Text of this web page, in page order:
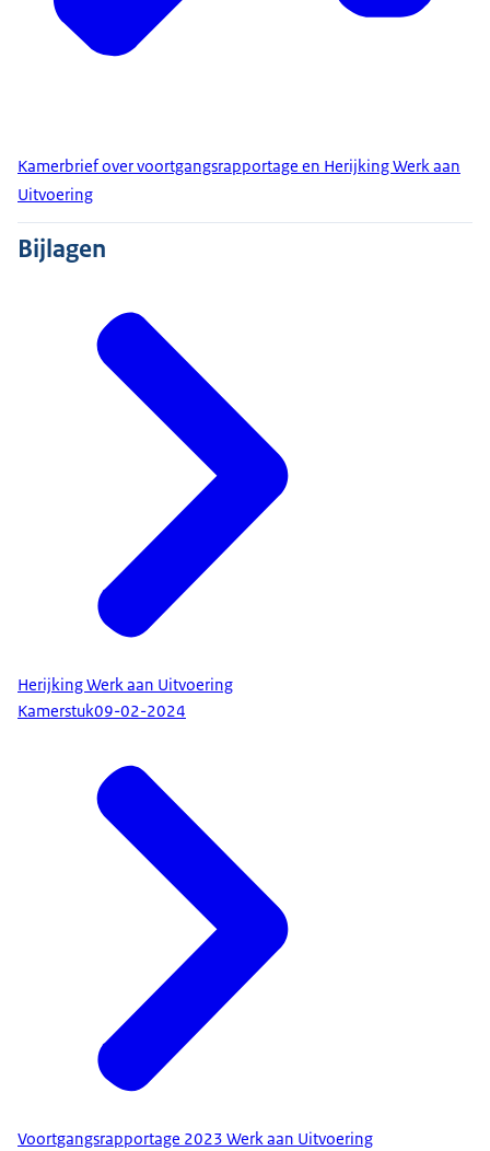
Kamerbrief over voortgangsrapportage en Herijking Werk aan
Uitvoering
Bijlagen
Herijking Werk aan Uitvoering
Kamerstuk09-02-2024
Voortgangsrapportage 2023 Werk aan Uitvoering